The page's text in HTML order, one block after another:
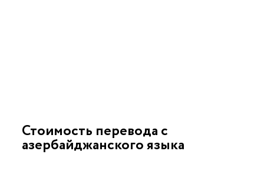
Стоимость перевода с
азербайджанского языка